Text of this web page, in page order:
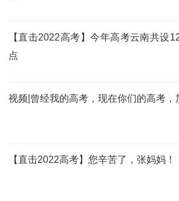
【直击2022高考】今年高考云南共设
点
视频|曾经我的高考，现在你们的高考，
【直击2022高考】您辛苦了，张妈妈！